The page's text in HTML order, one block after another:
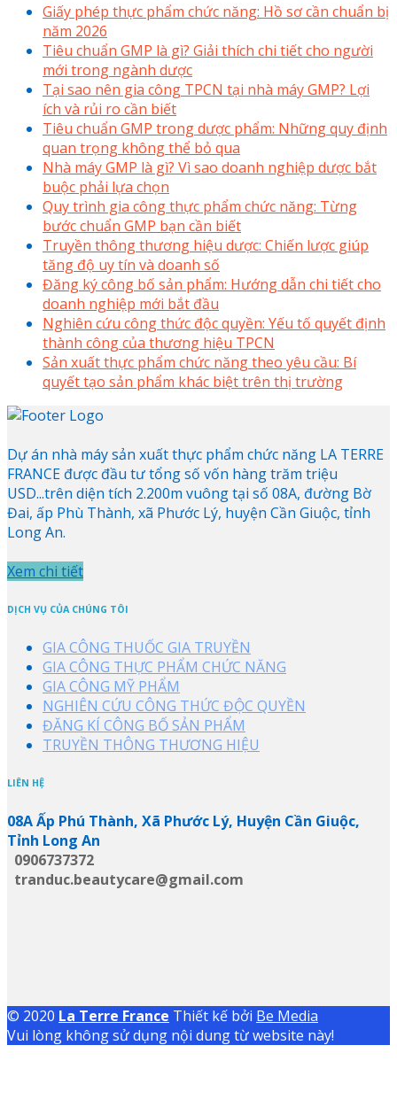
Giấy phép thực phẩm chức năng: Hồ sơ cần chuẩn bị
năm 2026
Tiêu chuẩn GMP là gì? Giải thích chi tiết cho người
mới trong ngành dược
Tại sao nên gia công TPCN tại nhà máy GMP? Lợi
ích và rủi ro cần biết
Tiêu chuẩn GMP trong dược phẩm: Những quy định
quan trọng không thể bỏ qua
Nhà máy GMP là gì? Vì sao doanh nghiệp dược bắt
buộc phải lựa chọn
Quy trình gia công thực phẩm chức năng: Từng
bước chuẩn GMP bạn cần biết
Truyền thông thương hiệu dược: Chiến lược giúp
tăng độ uy tín và doanh số
Đăng ký công bố sản phẩm: Hướng dẫn chi tiết cho
doanh nghiệp mới bắt đầu
Nghiên cứu công thức độc quyền: Yếu tố quyết định
thành công của thương hiệu TPCN
Sản xuất thực phẩm chức năng theo yêu cầu: Bí
quyết tạo sản phẩm khác biệt trên thị trường
Dự án nhà máy sản xuất thực phẩm chức năng LA TERRE
FRANCE được đầu tư tổng số vốn hàng trăm triệu
USD...trên diện tích 2.200m vuông tại số 08A, đường Bờ
Đai, ấp Phù Thành, xã Phước Lý, huyện Cần Giuộc, tỉnh
Long An.
Xem chi tiết
DỊCH VỤ CỦA CHÚNG TÔI
GIA CÔNG THUỐC GIA TRUYỀN
GIA CÔNG THỰC PHẨM CHỨC NĂNG
GIA CÔNG MỸ PHẨM
NGHIÊN CỨU CÔNG THỨC ĐỘC QUYỀN
ĐĂNG KÍ CÔNG BỐ SẢN PHẨM
TRUYỀN THÔNG THƯƠNG HIỆU
LIÊN HỆ
08A Ấp Phú Thành, Xã Phước Lý, Huyện Cần Giuộc,
Tỉnh Long An
0906737372
tranduc.beautycare@gmail.com
© 2020 La Terre France Thiết kế bởi Be Media
Vui lòng không sử dụng nội dung từ website này!